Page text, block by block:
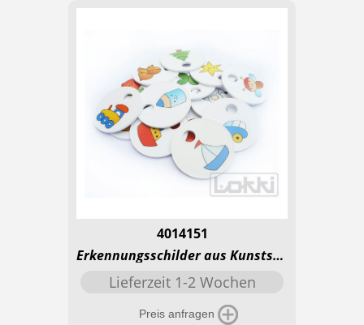
4014151
Erkennungsschilder aus Kunststoff mit Loch - Basic
Lieferzeit 1-2 Wochen
Preis anfragen